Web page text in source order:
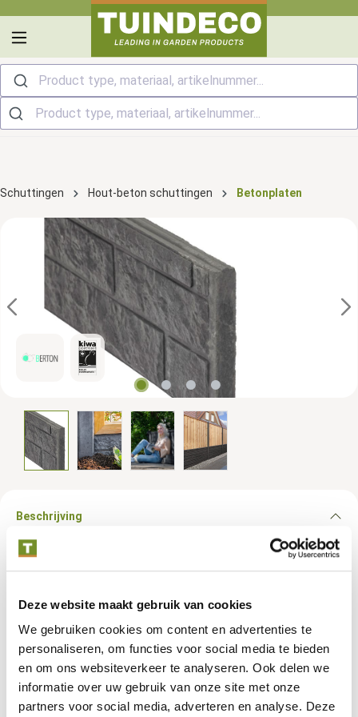
Deze website maakt gebruik van cookies
We gebruiken cookies om content en advertenties te
personaliseren, om functies voor social media te bieden
en om ons websiteverkeer te analyseren. Ook delen we
informatie over uw gebruik van onze site met onze
partners voor social media, adverteren en analyse. Deze
Product type, materiaal, artikelnummer...
Schuttingen Hout-beton schuttingen Betonplaten
Beschrijving
betonpalen die opvallen door hun eigentijdse uitstraling. Met
beton perfect voor toepassingen waar duurzaamheid en
design hand in hand gaan. De diepe antracietkleur voegt een
krachtige, moderne touch toe aan elke buitenruimte en zorgt
voor een fraaie, hoogwaardige afwerking. Kies voor antraciet
beton afdekkappen, platen en palen om een strak en duurzaam